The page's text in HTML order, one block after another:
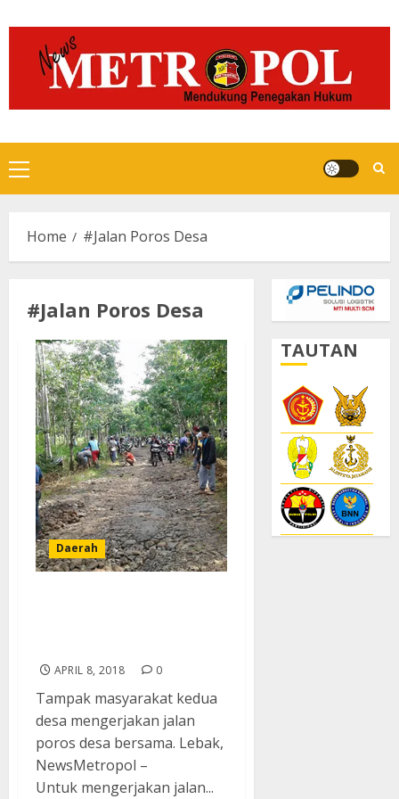
to
content
Primary
Menu
Home #Jalan Poros Desa
#Jalan Poros Desa
Daerah
APRIL 8, 2018 0
Tampak masyarakat kedua
desa mengerjakan jalan
poros desa bersama. Lebak,
NewsMetropol –
Untuk mengerjakan jalan...
TAUTAN